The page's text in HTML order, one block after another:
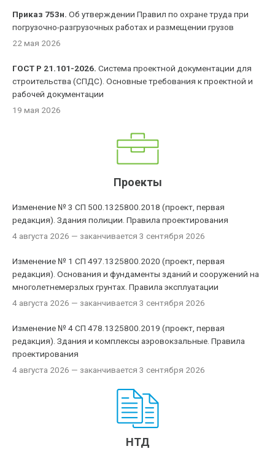
Приказ 753н. Об утверждении Правил по охране труда при
погрузочно-разгрузочных работах и размещении грузов
22 мая 2026
ГОСТ Р 21.101-2026. Система проектной документации для
строительства (СПДС). Основные требования к проектной и
рабочей документации
19 мая 2026
Проекты
Изменение № 3 СП 500.1325800.2018 (проект, первая
редакция). Здания полиции. Правила проектирования
4 августа 2026 — заканчивается 3 сентября 2026
Изменение № 1 СП 497.1325800.2020 (проект, первая
редакция). Основания и фундаменты зданий и сооружений на
многолетнемерзлых грунтах. Правила эксплуатации
4 августа 2026 — заканчивается 3 сентября 2026
Изменение № 4 СП 478.1325800.2019 (проект, первая
редакция). Здания и комплексы аэровокзальные. Правила
проектирования
4 августа 2026 — заканчивается 3 сентября 2026
НТД